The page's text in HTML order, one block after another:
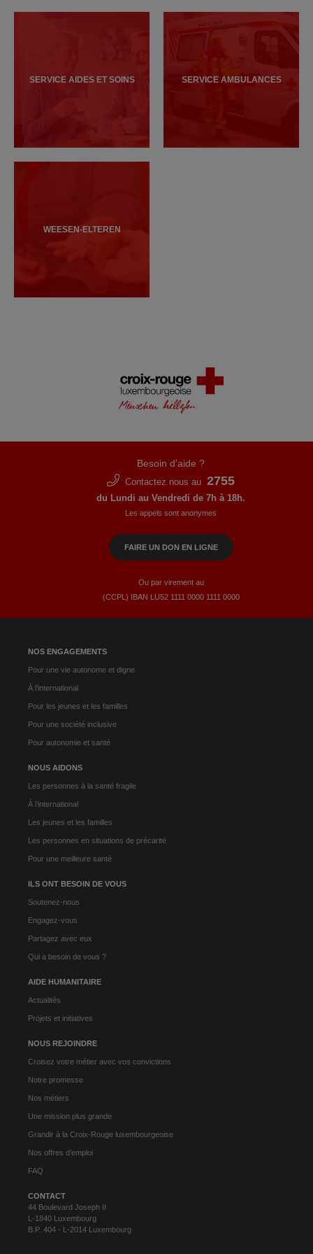
SERVICE AIDES ET SOINS SERVICE AMBULANCES
WEESEN-ELTEREN
NOS ENGAGEMENTS
Pour une vie autonome et digne
À l’international
Pour les jeunes et les familles
Pour une société inclusive
Pour autonomie et santé
NOUS AIDONS
Les personnes à la santé fragile
À l’international
Les jeunes et les familles
Les personnes en situations de précarité
Pour une meilleure santé
ILS ONT BESOIN DE VOUS
Soutenez-nous
Engagez-vous
Partagez avec eux
Qui a besoin de vous ?
AIDE HUMANITAIRE
Actualités
Projets et initiatives
NOUS REJOINDRE
Croisez votre métier avec vos convictions
Notre promesse
Nos métiers
Une mission plus grande
Grandir à la Croix-Rouge luxembourgeoise
Nos offres d’emploi
FAQ
CONTACT
44 Boulevard Joseph II
L-1840 Luxembourg
B.P. 404 - L-2014 Luxembourg
Besoin d'aide ?
Contactez nous au 2755
du Lundi au Vendredi de 7h à 18h.
Les appels sont anonymes
FAIRE UN DON EN LIGNE
Ou par virement au
(CCPL) IBAN LU52​ 1111​ 0000​ 1111​ 0000